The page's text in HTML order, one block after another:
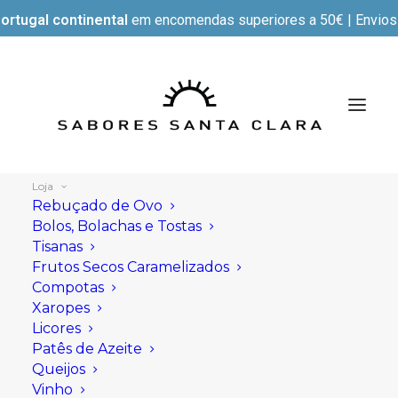
continental em encomendas superiores a 50€ |
Loja
Rebuçado de Ovo
Bolos, Bolachas e Tostas
Tisanas
Frutos Secos Caramelizados
Compotas
Xaropes
Licores
Patês de Azeite
Queijos
Vinho